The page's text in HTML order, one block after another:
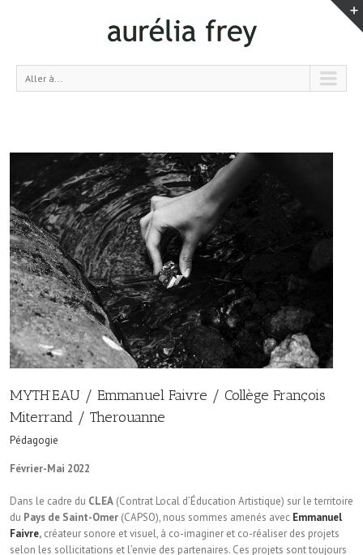
Aller à...
MYTH’EAU / Emmanuel Faivre / Collège François
Miterrand / Therouanne
Pédagogie
Février-Mai 2022
Dans le cadre du CLEA (Contrat Local d’Éducation Artistique) sur le territoire
du Pays de Saint-Omer (CAPSO), nous sommes amenés avec Emmanuel
Faivre, créateur sonore et visuel, à co-imaginer et co-réaliser des projets
selon les sollicitations et l’envie des partenaires. Ces projets sont toujours